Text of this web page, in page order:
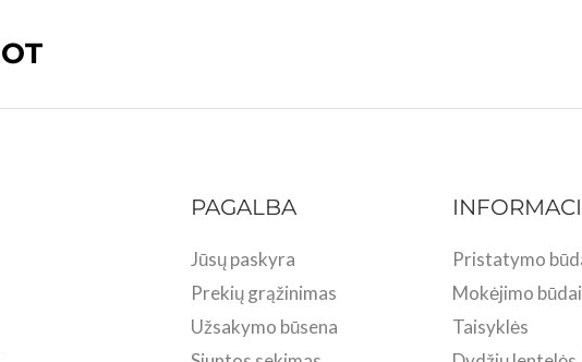
PAGALBA
Jūsų paskyra
Prekių grąžinimas
Užsakymo būsena
Pristatymo
Mokėjimo būdai
Taisyklės